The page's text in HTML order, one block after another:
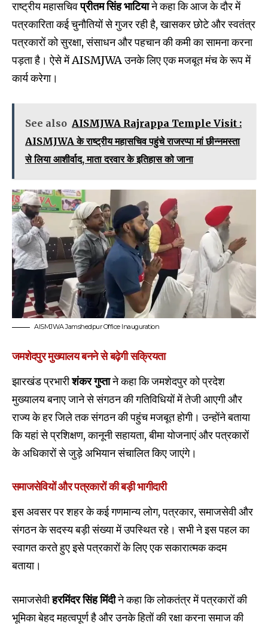
राष्ट्रीय महासचिवप्रीतम सिंह भाटियाने कहा कि आज के दौर में
पत्रकारिता कई चुनौतियों से गुजर रही है, खासकर छोटे और स्वतंत्र
पत्रकारों को सुरक्षा, संसाधन और पहचान की कमी का सामना करना
पड़ता है। ऐसे में AISMJWA उनके लिए एक मजबूत मंच के रूप में
कार्य करेगा।
See also AISMJWA Rajrappa Temple Visit :
AISMJWA के राष्ट्रीय महासचिव पहुंचे राजरप्पा मां छीन्नमस्ता
से लिया आशीर्वाद, माता दरवार‌ के इतिहास को जाना
AISMJWA Jamshedpur Office Inauguration
जमशेदपुर मुख्यालय बनने से बढ़ेगी सक्रियता
झारखंड प्रभारीशंकर गुप्ताने कहा कि जमशेदपुर को प्रदेश
मुख्यालय बनाए जाने से संगठन की गतिविधियों में तेजी आएगी और
राज्य के हर जिले तक संगठन की पहुंच मजबूत होगी। उन्होंने बताया
कि यहां से प्रशिक्षण, कानूनी सहायता, बीमा योजनाएं और पत्रकारों
के अधिकारों से जुड़े अभियान संचालित किए जाएंगे।
समाजसेवियों और पत्रकारों की बड़ी भागीदारी
इस अवसर पर शहर के कई गणमान्य लोग, पत्रकार, समाजसेवी और
संगठन के सदस्य बड़ी संख्या में उपस्थित रहे। सभी ने इस पहल का
स्वागत करते हुए इसे पत्रकारों के लिए एक सकारात्मक कदम
बताया।
समाजसेवीहरमिंदर सिंह मिंदीने कहा कि लोकतंत्र में पत्रकारों की
भूमिका बेहद महत्वपूर्ण है और उनके हितों की रक्षा करना समाज की